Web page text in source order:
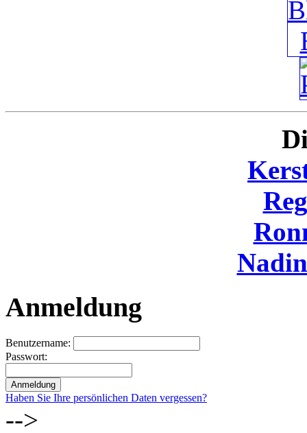
Anmeldung
Benutzername:
Passwort:
Haben Sie Ihre persönlichen Daten vergessen?
-->